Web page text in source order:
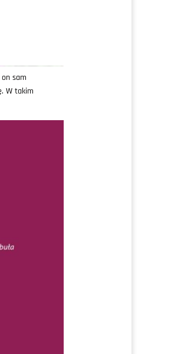
sam
W takim